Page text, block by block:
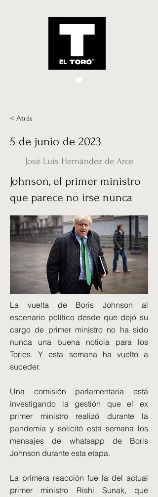
El Toro España
< Atrás
5 de junio de 2023
José Luis Hernández de Arce
Johnson, el primer ministro
que parece no irse nunca
La vuelta de Boris Johnson al
escenario político desde que dejó su
cargo de primer ministro no ha sido
nunca una buena noticia para los
Tories. Y esta semana ha vuelto a
suceder.
Una comisión parlamentaria está
investigando la gestión que el ex
primer ministro realizó durante la
pandemia y solicitó esta semana los
mensajes de whatsapp de Boris
Johnson durante esta etapa.
La primera reacción fue la del actual
primer ministro Rishi Sunak, que